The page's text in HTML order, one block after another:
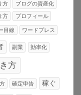
方 ブログの資産化
方 プロフィール
目線 ワードプレス
副業 効率化
方
確定申告 稼ぐ